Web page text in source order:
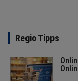
Regio Tipps